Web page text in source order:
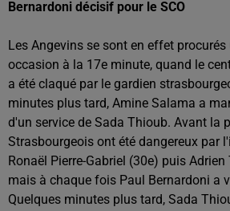
Bernardoni décisif pour le SCO
Les Angevins se sont en effet procurés
occasion à la 17e minute, quand le
a été claqué par le gardien
minutes plus tard, Amine Salama a
d'un service de Sada Thioub. Avant la
Strasbourgeois ont été dangereux par
Ronaël Pierre-Gabriel (30e) puis
mais à chaque fois Paul Bernardoni a
Quelques minutes plus tard, Sada